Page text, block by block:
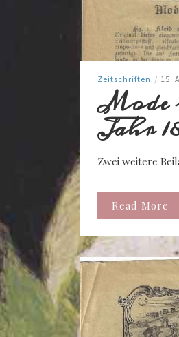
Zeitschriften / 15.
Mode
Jahr
Zwei weitere
Read More